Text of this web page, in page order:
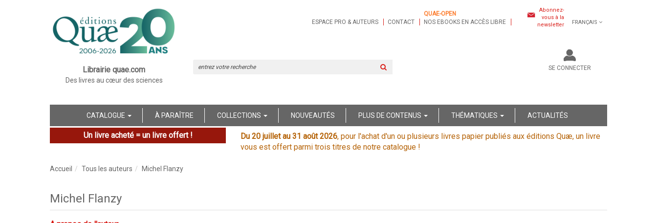
Librairie quae.com
Des livres au cœur des sciences
ESPACE PRO & AUTEURS CONTACT
QUAE-OPEN
NOS EBOOKS EN ACCÈS LIBRE
Abonnez-
vous à la
newsletter
FRANÇAIS
SE CONNECTER
CATALOGUE À PARAÎTRE COLLECTIONS NOUVEAUTÉS PLUS DE CONTENUS THÉMATIQUES ACTUALITÉS
Un livre acheté = un livre offert ! Du 20 juillet au 31 août 2026, pour l'achat d'un ou plusieurs livres papier publiés aux éditions Quæ, un livre
vous est offert parmi trois titres de notre catalogue !
Accueil Tous les auteurs Michel Flanzy
Michel Flanzy